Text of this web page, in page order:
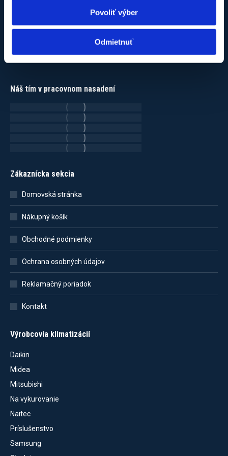
Povoliť výber
Odmietnuť
Oprávnenie technickej inšpekcie
Doklad o overení odb. vedomostí
Náš tím v pracovnom nasadení
Zákaznícka sekcia
Domovská stránka
Nákupný košík
Obchodné podmienky
Ochrana osobných údajov
Reklamačný poriadok
Kontakt
Výrobcovia klimatizácií
Daikin
Midea
Mitsubishi
Na vykurovanie
Naitec
Príslušenstvo
Samsung